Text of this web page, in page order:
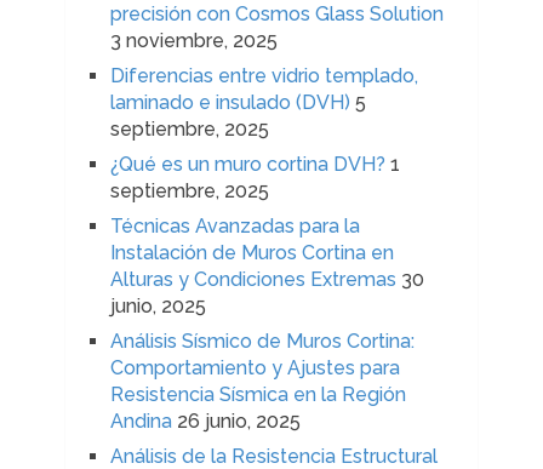
precisión con Cosmos Glass Solution
3 noviembre, 2025
Diferencias entre vidrio templado,
laminado e insulado (DVH) 5
septiembre, 2025
¿Qué es un muro cortina DVH? 1
septiembre, 2025
Técnicas Avanzadas para la
Instalación de Muros Cortina en
Alturas y Condiciones Extremas 30
junio, 2025
Análisis Sísmico de Muros Cortina:
Comportamiento y Ajustes para
Resistencia Sísmica en la Región
Andina 26 junio, 2025
Análisis de la Resistencia Estructural